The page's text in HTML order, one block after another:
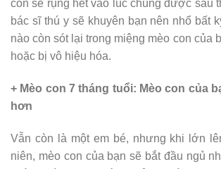
con sẽ rụng hết vào lúc chúng được sáu
bác sĩ thú y sẽ khuyên bạn nên nhổ bất
nào còn sót lại trong miệng mèo con của
hoặc bị vô hiệu hóa.
+ Mèo con 7 tháng tuổi: Mèo con của
hơn
Vẫn còn là một em bé, nhưng khi lớn
niên, mèo con của bạn sẽ bắt đầu ngủ